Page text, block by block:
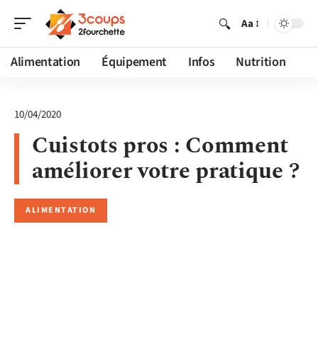
Aa
Alimentation Équipement Infos Nutrition
10/04/2020
Cuistots pros : Comment
améliorer votre pratique ?
ALIMENTATION